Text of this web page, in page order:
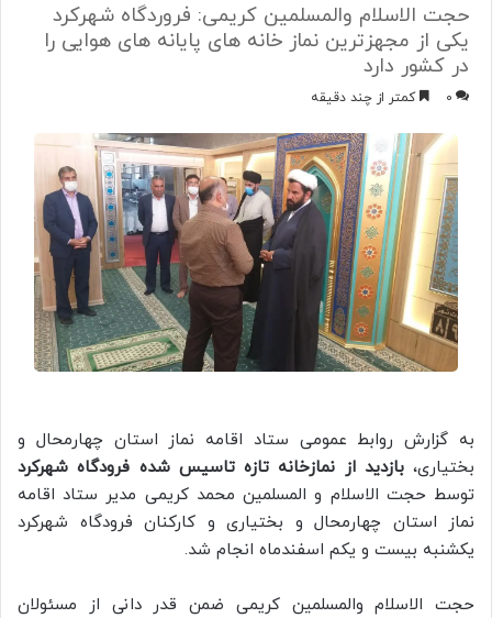
حجت الاسلام والمسلمین کریمی: فروردگاه شهرکرد
یکی از مجهزترین نماز خانه های پایانه های هوایی را
در کشور دارد
0 کمتر از چند دقیقه
به گزارش روابط عمومی ستاد اقامه نماز استان چهارمحال و
بختیاری،بازدید از نمازخانه تازه تاسیس شده فرودگاه شهرکرد
توسط حجت الاسلام و المسلمین محمد کریمی مدیر ستاد اقامه
نماز استان چهارمحال و بختیاری و کارکنان فرودگاه شهرکرد
یکشنبه بیست و یکم اسفندماه انجام شد.
حجت الاسلام والمسلمین کریمی ضمن قدر دانی از مسئولان